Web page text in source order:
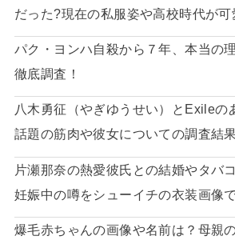
だった?現在の私服姿や高校時代が可
パク・ヨンハ自殺から７年、本当の
徹底調査！
八木勇征（やぎゆうせい）とExileの
話題の筋肉や彼女についての調査結果
片瀬那奈の熱愛彼氏との結婚やタバ
妊娠中の噂をシューイチの衣装画像
爆毛赤ちゃんの画像や名前は？母親